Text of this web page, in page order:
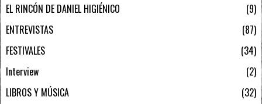
EL RINCÓN DE DANIEL HIGIÉNICO
9
ENTREVISTAS
87
FESTIVALES
34
Interview
2
LIBROS Y MÚSICA
32